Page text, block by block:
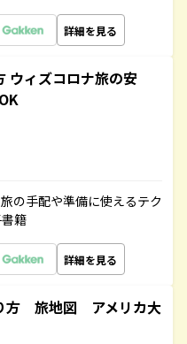
詳細を見る
ウィズコロナ旅の安
の手配や準備に使えるテク
籍
詳細を見る
方 旅地図 アメリカ大